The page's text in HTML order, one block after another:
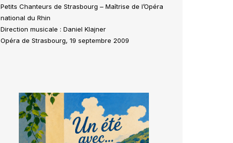
Petits Chanteurs de Strasbourg – Maîtrise de l’Opéra
national du Rhin
Direction musicale : Daniel Klajner
Opéra de Strasbourg, 19 septembre 2009